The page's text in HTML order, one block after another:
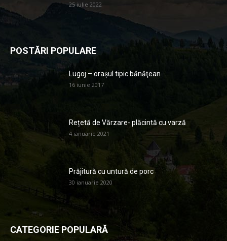
25 iulie 2022
POSTĂRI POPULARE
Lugoj – orașul tipic bănăţean
16 iunie 2017
Rețetă de Vărzare- plăcintă cu varză
4 ianuarie 2021
Prăjitură cu untură de porc
30 ianuarie 2020
CATEGORIE POPULARĂ